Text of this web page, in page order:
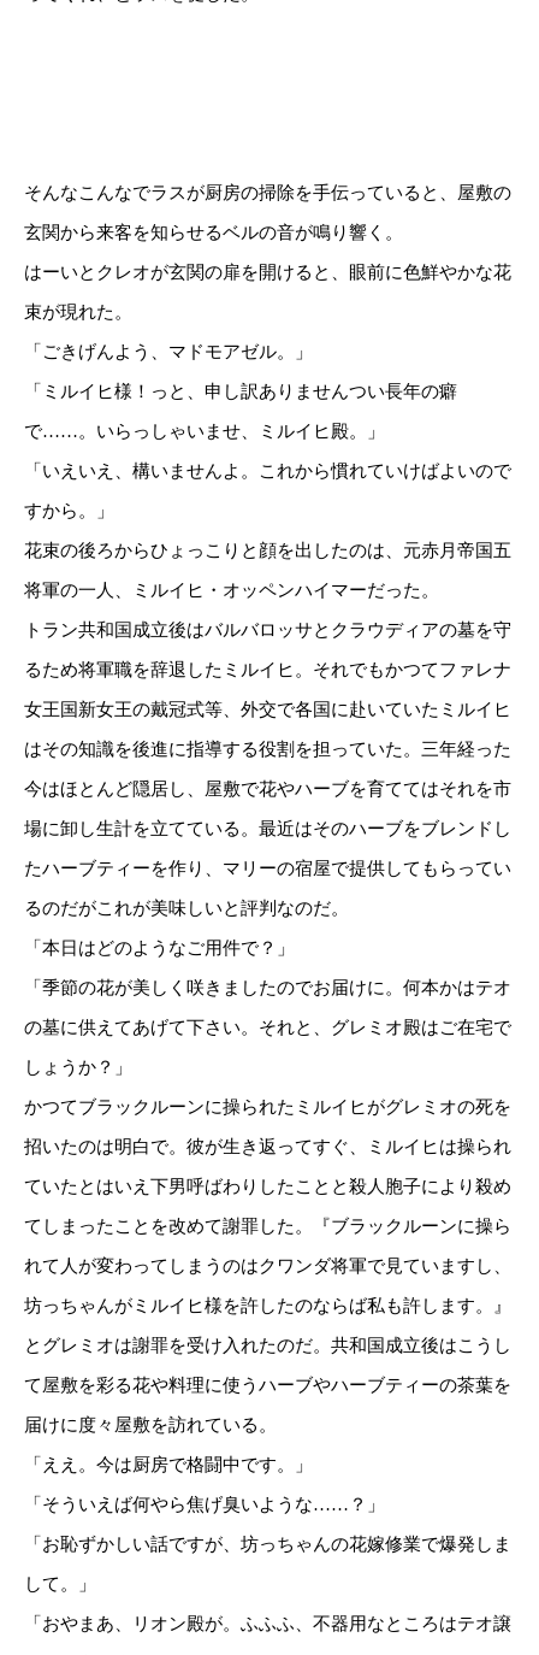
そんなこんなでラスが厨房の掃除を手伝っていると、屋敷の
玄関から来客を知らせるベルの音が鳴り響く。
はーいとクレオが玄関の扉を開けると、眼前に色鮮やかな花
束が現れた。
「ごきげんよう、マドモアゼル。」
「ミルイヒ様！っと、申し訳ありませんつい長年の癖
で……。いらっしゃいませ、ミルイヒ殿。」
「いえいえ、構いませんよ。これから慣れていけばよいので
すから。」
花束の後ろからひょっこりと顔を出したのは、元赤月帝国五
将軍の一人、ミルイヒ・オッペンハイマーだった。
トラン共和国成立後はバルバロッサとクラウディアの墓を守
るため将軍職を辞退したミルイヒ。それでもかつてファレナ
女王国新女王の戴冠式等、外交で各国に赴いていたミルイヒ
はその知識を後進に指導する役割を担っていた。三年経った
今はほとんど隠居し、屋敷で花やハーブを育ててはそれを市
場に卸し生計を立てている。最近はそのハーブをブレンドし
たハーブティーを作り、マリーの宿屋で提供してもらってい
るのだがこれが美味しいと評判なのだ。
「本日はどのようなご用件で？」
「季節の花が美しく咲きましたのでお届けに。何本かはテオ
の墓に供えてあげて下さい。それと、グレミオ殿はご在宅で
しょうか？」
かつてブラックルーンに操られたミルイヒがグレミオの死を
招いたのは明白で。彼が生き返ってすぐ、ミルイヒは操られ
ていたとはいえ下男呼ばわりしたことと殺人胞子により殺め
てしまったことを改めて謝罪した。『ブラックルーンに操ら
れて人が変わってしまうのはクワンダ将軍で見ていますし、
坊っちゃんがミルイヒ様を許したのならば私も許します。』
とグレミオは謝罪を受け入れたのだ。共和国成立後はこうし
て屋敷を彩る花や料理に使うハーブやハーブティーの茶葉を
届けに度々屋敷を訪れている。
「ええ。今は厨房で格闘中です。」
「そういえば何やら焦げ臭いような……？」
「お恥ずかしい話ですが、坊っちゃんの花嫁修業で爆発しま
して。」
「おやまあ、リオン殿が。ふふふ、不器用なところはテオ譲